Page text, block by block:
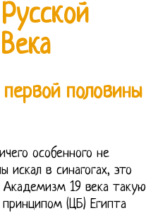
половины
особенного не
искал в синагогах, это
Академизм 19 века такую
(ЦБ) Египта